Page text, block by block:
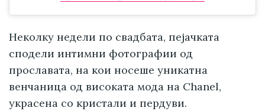
Неколку недели по свадбата, пејачката
сподели интимни фотографии од
прославата, на кои носеше уникатна
венчаница од високата мода на Chanel,
украсена со кристали и пердуви.